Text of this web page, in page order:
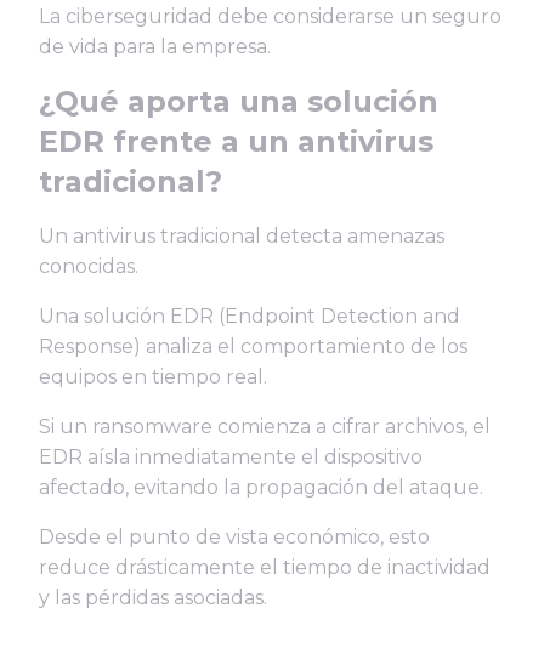
La ciberseguridad debe considerarse un seguro
de vida para la empresa.
¿Qué aporta una solución
EDR frente a un antivirus
tradicional?
Un antivirus tradicional detecta amenazas
conocidas.
Una solución EDR (Endpoint Detection and
Response) analiza el comportamiento de los
equipos en tiempo real.
Si un ransomware comienza a cifrar archivos, el
EDR aísla inmediatamente el dispositivo
afectado, evitando la propagación del ataque.
Desde el punto de vista económico, esto
reduce drásticamente el tiempo de inactividad
y las pérdidas asociadas.